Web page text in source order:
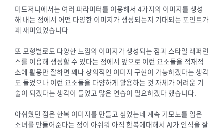
미드저니에서는 여러 파라미터를 이용해서 4가지의 이미지를 생성
해 내는 점에서 어떤 다양한 이미지가 생성되는지 기대되는 포인트가
꽤 재미있었습니다
또 모형별로도 다양한 느낌의 이미지가 생성되는 점과 스타일 래퍼런
스를 이용해 생성할 수 있다는 점에서 앞으로 이런 요소들을 적재적
소에 활용만 잘하면 꽤나 창의적인 이미지 구현이 가능하겠다는 생각
도 들었으나 이런 요소들을 다양하게 활용하는 것 자체가 어려운 기
술이 되겠다는 생각이 들었고 많은 연습이 필요하겠다 했습니다.
아쉬웠던 점은 한복 이미지를 만들고 싶었는데 계속 기모노를 입은
소녀를 만들어준다는 점이 아쉬워 아직 한복에대해서 AI가 인식을 잘